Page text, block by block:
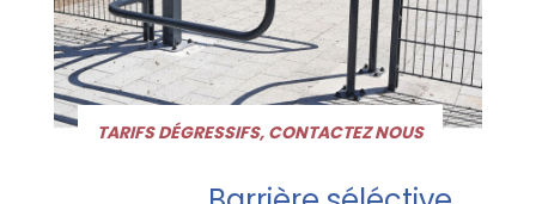
TARIFS DÉGRESSIFS, CONTACTEZ NOUS